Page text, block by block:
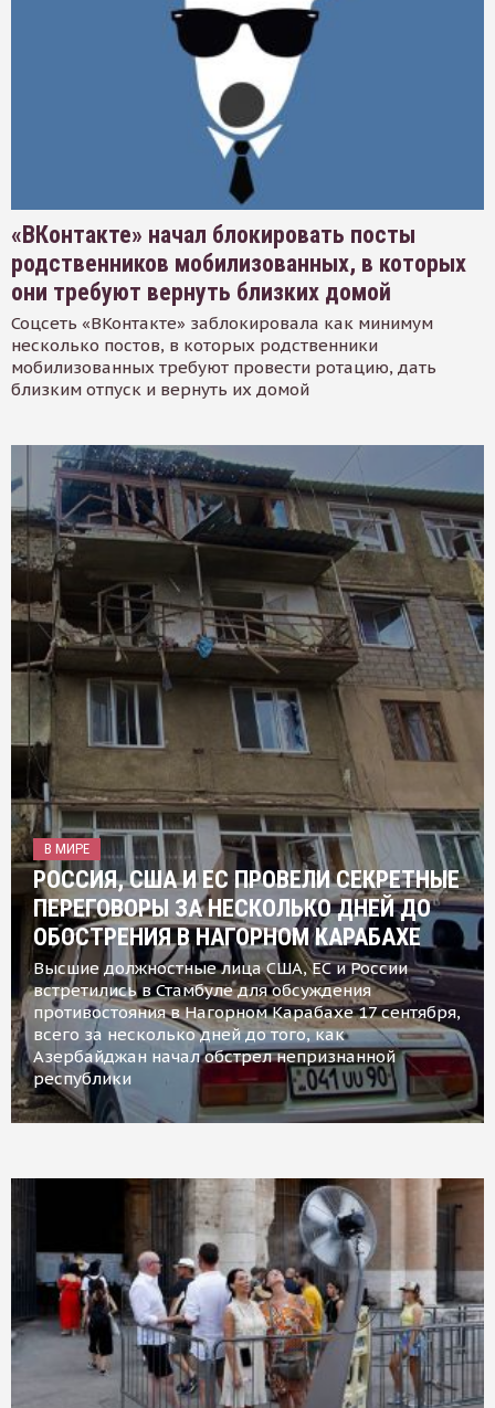
«ВКонтакте» начал блокировать посты
родственников мобилизованных, в которых
они требуют вернуть близких домой
Соцсеть «ВКонтакте» заблокировала как минимум
несколько постов, в которых родственники
мобилизованных требуют провести ротацию, дать
близким отпуск и вернуть их домой
В МИРЕ
РОССИЯ, США И ЕС ПРОВЕЛИ СЕКРЕТНЫЕ
ПЕРЕГОВОРЫ ЗА НЕСКОЛЬКО ДНЕЙ ДО
ОБОСТРЕНИЯ В НАГОРНОМ КАРАБАХЕ
Высшие должностные лица США, ЕС и России
встретились в Стамбуле для обсуждения
противостояния в Нагорном Карабахе 17 сентября,
всего за несколько дней до того, как
Азербайджан начал обстрел непризнанной
республики